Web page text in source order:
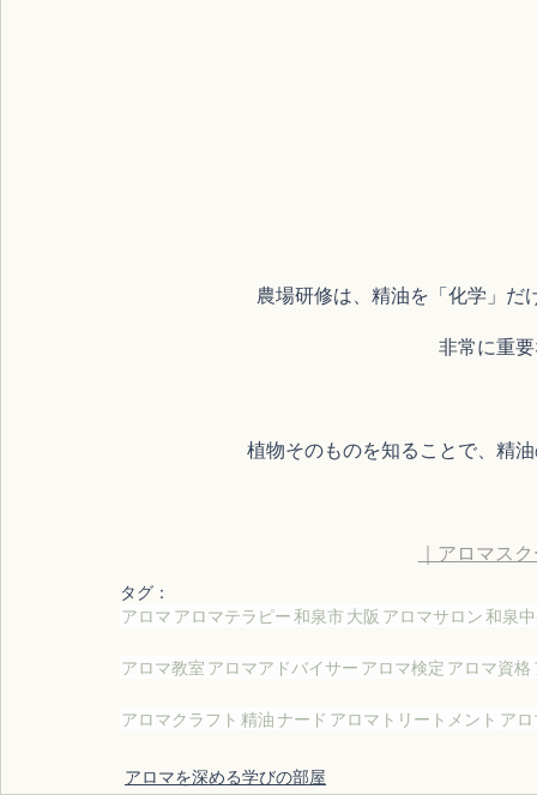
農場研修は、精油を「化学」だ
非常に重
植物そのものを知ることで、精
｜アロマス
タグ：
アロマ アロマテラピー和泉市 大阪 アロマサロン和泉
アロマ教室 アロマアドバイサー アロマ検定 アロマ資格
アロマクラフト 精油ナード アロマトリートメント ア
アロマを深める学びの部屋